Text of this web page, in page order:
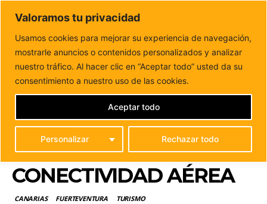
Valoramos tu privacidad
Usamos cookies para mejorar su experiencia de navegación,
mostrarle anuncios o contenidos personalizados y analizar
nuestro tráfico. Al hacer clic en “Aceptar todo” usted da su
consentimiento a nuestro uso de las cookies.
Personalizar Rechazar todo
Aceptar todo
DUNAS FM
Tu informacion de forma cercana
Inicio CANARIAS
Canarias vuelve a ser reconocida como
el mejor destino europeo en conectividad...
CANARIAS VUELVE A
SER RECONOCIDA COMO
EL MEJOR DESTINO
EUROPEO EN
CONECTIVIDAD AÉREA
CANARIAS FUERTEVENTURA TURISMO